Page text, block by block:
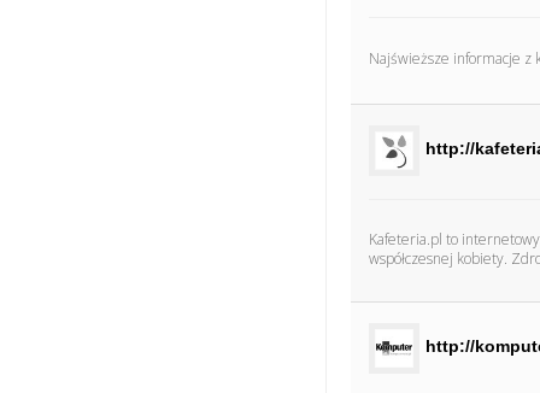
Najświeższe informacje z
http://
Kafeteria.pl to
współczesnej kobiety.
http://